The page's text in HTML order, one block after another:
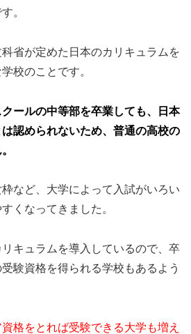
。
省が定めた日本のカリキュラムを
校のことです。
ールの中等部を卒業しても、日本
認められないため、普通の高校の
など、大学によって入試がいろい
くなってきました。
キュラムを導入しているので、卒
験資格を得られる学校もあるよう
格をとれば受験できる大学も増え